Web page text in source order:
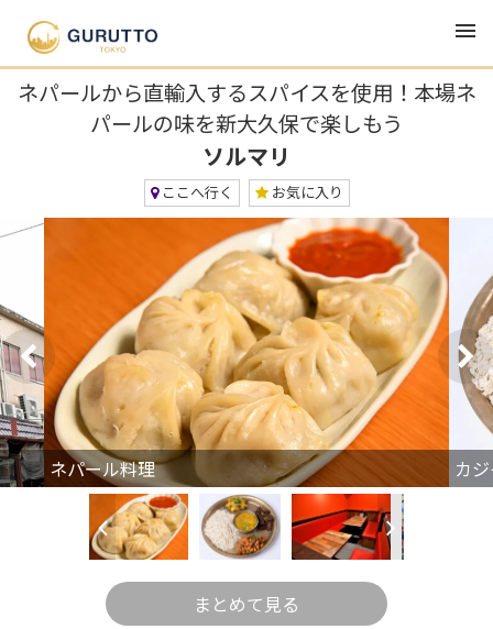
TOP
ネパールから直輸入するスパイスを使用！本場ネ
パールの味を新大久保で楽しもう
ソルマリ
ここへ行く お気に入り
ネパール料理 カ
まとめて見る